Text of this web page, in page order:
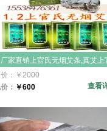
厂家直销上官氏无烟艾条,真艾上
无烟艾灸条批发,天然蕲艾10支装
碳化真艾无烟艾条1.2cm无烟
： ￥ 2000
： ￥600 查看